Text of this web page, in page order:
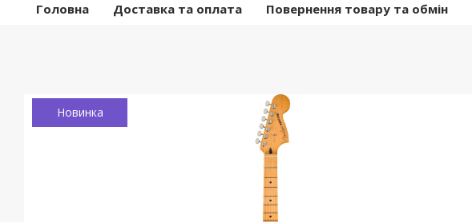
Головна Доставка та оплата Повернення товару та обмін
Новинка